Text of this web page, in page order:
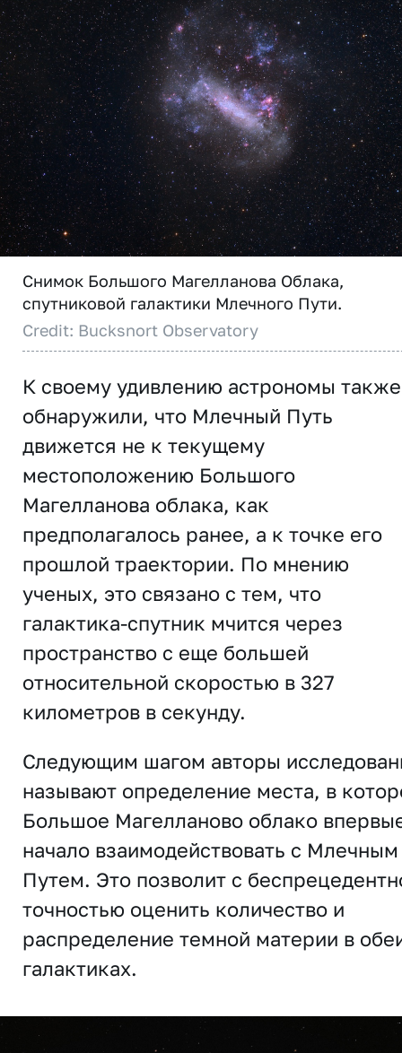
Снимок Большого Магелланова Облака,
спутниковой галактики Млечного Пути.
Credit: Bucksnort Observatory
К своему удивлению астрономы также
обнаружили, что Млечный Путь
движется не к текущему
местоположению Большого
Магелланова облака, как
предполагалось ранее, а к точке его
прошлой траектории. По мнению
ученых, это связано с тем, что
галактика-спутник мчится через
пространство с еще большей
относительной скоростью в 327
километров в секунду.
Следующим шагом авторы
называют определение места, в
Большое Магелланово облако
начало взаимодействовать с Млечным
Путем. Это позволит с
точностью оценить количество и
распределение темной материи в
галактиках.